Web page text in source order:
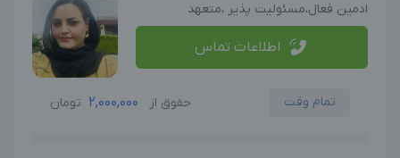
ادمين فعال،مسئوليت پذير ،متعهد
اطلاعات تماس
تمام وقت حقوق از 2,000,000 تومان